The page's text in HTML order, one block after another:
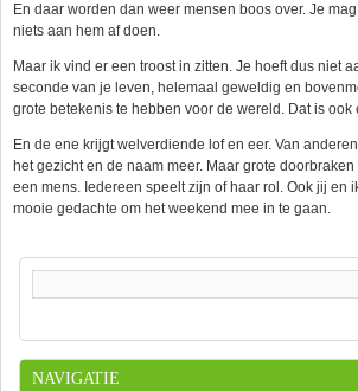
En daar worden dan weer mensen boos over. Je
niets aan hem af doen.
Maar ik vind er een troost in zitten. Je hoeft dus niet
seconde van je leven, helemaal geweldig en
grote betekenis te hebben voor de wereld. Dat is
En de ene krijgt welverdiende lof en eer. Van
het gezicht en de naam meer. Maar grote
een mens. Iedereen speelt zijn of haar rol. Ook jij en
mooie gedachte om het weekend mee in te gaan.
Search form
NAVIGATIE